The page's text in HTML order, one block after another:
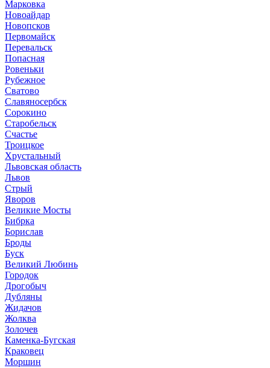
Марковка
Новоайдар
Новопсков
Первомайск
Перевальск
Попасная
Ровеньки
Рубежное
Сватово
Славяносербск
Сорокино
Старобельск
Счастье
Троицкое
Хрустальный
Львовская область
Львов
Стрый
Яворов
Великие Мосты
Бибрка
Борислав
Броды
Буск
Великий Любинь
Городок
Дрогобыч
Дубляны
Жидачов
Жолква
Золочев
Каменка-Бугская
Краковец
Моршин